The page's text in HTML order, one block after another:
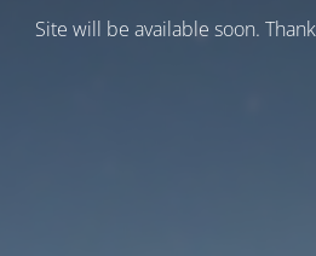
Site will be available soon.